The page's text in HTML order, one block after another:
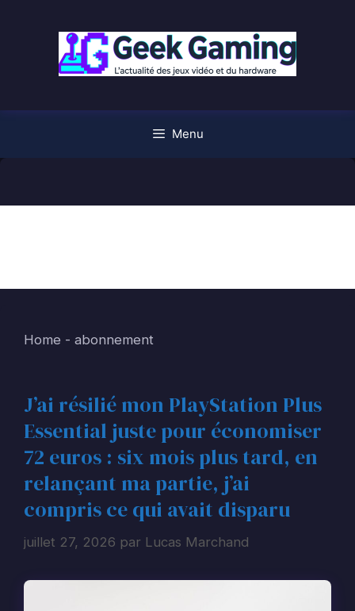
Menu
Home - abonnement
J’ai résilié mon PlayStation Plus
Essential juste pour économiser
72 euros : six mois plus tard, en
relançant ma partie, j’ai
compris ce qui avait disparu
juillet 27, 2026 par Lucas Marchand